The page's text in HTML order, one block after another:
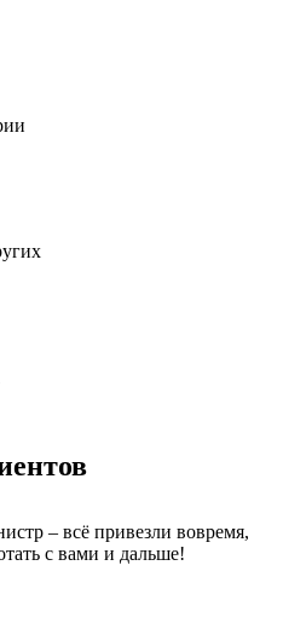
– всё привезли вовремя,
с вами и дальше!